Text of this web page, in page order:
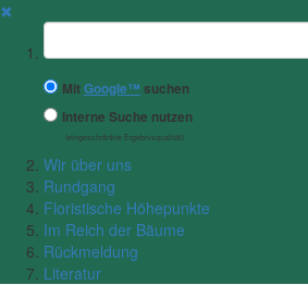
✖
Suchbegriff
MitGoogle™ suchen
Interne Suche nutzen
(eingeschränkte Ergebnisqualität)
Wir über uns
Rundgang
Floristische Höhepunkte
Im Reich der Bäume
Rückmeldung
Literatur